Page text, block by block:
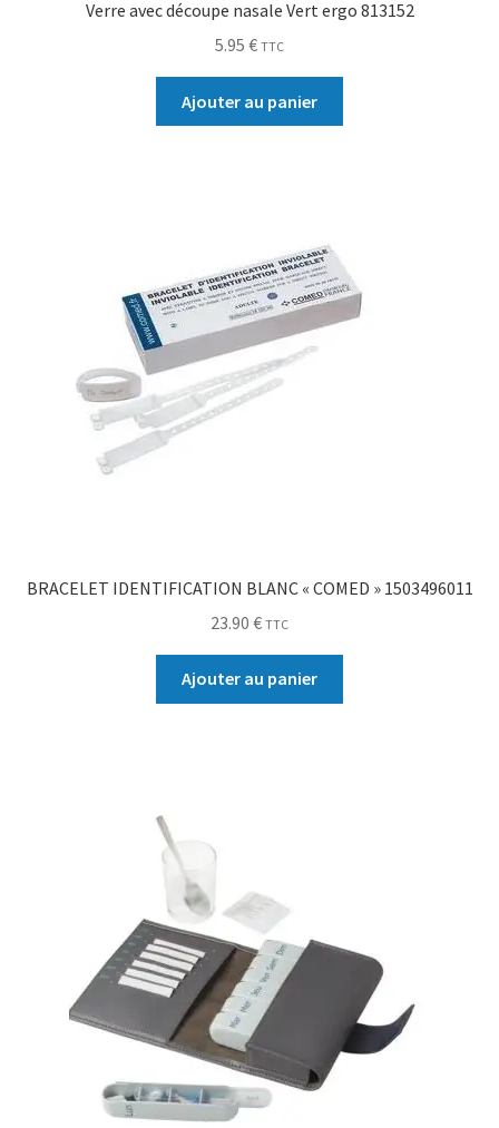
Verre avec découpe nasale Vert ergo 813152
5.95 € TTC
Ajouter au panier
BRACELET IDENTIFICATION BLANC « COMED » 1503496011
23.90 € TTC
Ajouter au panier